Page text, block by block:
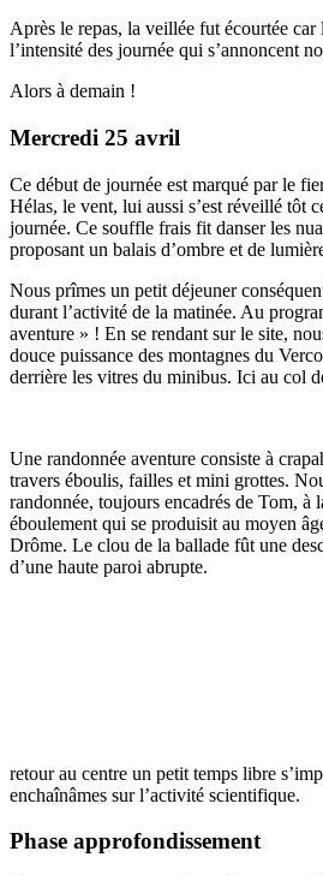
Après le repas, la veillée fut écourtée
l’intensité des journée qui s’annoncent
Alors à demain !
Mercredi 25 avril
Ce début de journée est marqué par le
Hélas, le vent, lui aussi s’est réveillé tôt
journée. Ce souffle frais fit danser les
proposant un balais d’ombre et de
Nous prîmes un petit déjeuner
durant l’activité de la matinée. Au
aventure » ! En se rendant sur le site,
douce puissance des montagnes du
derrière les vitres du minibus. Ici au col
Une randonnée aventure consiste à
travers éboulis, failles et mini grottes.
randonnée, toujours encadrés de Tom, à
éboulement qui se produisit au moyen
Drôme. Le clou de la ballade fût une
d’une haute paroi abrupte.
retour au centre un petit temps libre
enchaînâmes sur l’activité scientifique.
Phase approfondissement